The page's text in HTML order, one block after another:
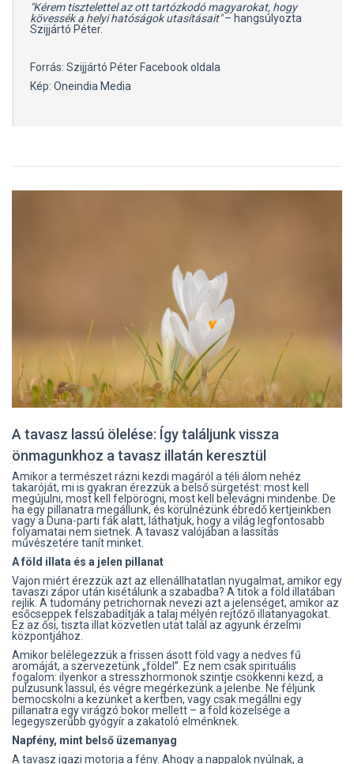
"Kérem tisztelettel az ott tartózkodó magyarokat, hogy
kövessék a helyi hatóságok utasításait"– hangsúlyozta
Szijjártó Péter.
Forrás: Szijjártó Péter Facebook oldala
Kép: Oneindia Media
A tavasz lassú ölelése: Így találjunk vissza
önmagunkhoz a tavasz illatán keresztül
Amikor a természet rázni kezdi magáról a téli álom nehéz
takaróját, mi is gyakran érezzük a belső sürgetést: most kell
megújulni, most kell felpörögni, most kell belevágni mindenbe. De
ha egy pillanatra megállunk, és körülnézünk ébredő kertjeinkben
vagy a Duna-parti fák alatt, láthatjuk, hogy a világ legfontosabb
folyamatai nem sietnek. A tavasz valójában a lassítás
művészetére tanít minket.
A föld illata és a jelen pillanat
Vajon miért érezzük azt az ellenállhatatlan nyugalmat, amikor egy
tavaszi zápor után kisétálunk a szabadba? A titok a föld illatában
rejlik. A tudomány petrichornak nevezi azt a jelenséget, amikor az
esőcseppek felszabadítják a talaj mélyén rejtőző illatanyagokat.
Ez az ősi, tiszta illat közvetlen utat talál az agyunk érzelmi
központjához.
Amikor belélegezzük a frissen ásott föld vagy a nedves fű
aromáját, a szervezetünk „földel”. Ez nem csak spirituális
fogalom: ilyenkor a stresszhormonok szintje csökkenni kezd, a
pulzusunk lassul, és végre megérkezünk a jelenbe. Ne féljünk
bemocskolni a kezünket a kertben, vagy csak megállni egy
pillanatra egy virágzó bokor mellett – a föld közelsége a
legegyszerűbb gyógyír a zakatoló elménknek.
Napfény, mint belső üzemanyag
A tavasz igazi motorja a fény. Ahogy a nappalok nyúlnak, a